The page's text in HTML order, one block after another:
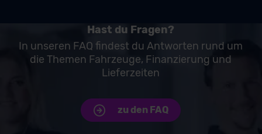
Hast du Fragen?
In unseren FAQ findest du Antworten rund um
die Themen Fahrzeuge, Finanzierung und
Lieferzeiten
zu den FAQ